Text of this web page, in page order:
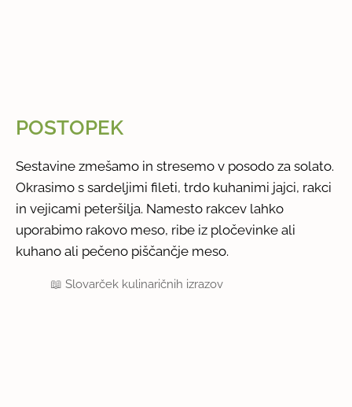
POSTOPEK
Sestavine zmešamo in stresemo v posodo za solato.
Okrasimo s sardeljimi fileti, trdo kuhanimi jajci, rakci
in vejicami peteršilja. Namesto rakcev lahko
uporabimo rakovo meso, ribe iz pločevinke ali
kuhano ali pečeno piščančje meso.
📖Slovarček kulinaričnih izrazov